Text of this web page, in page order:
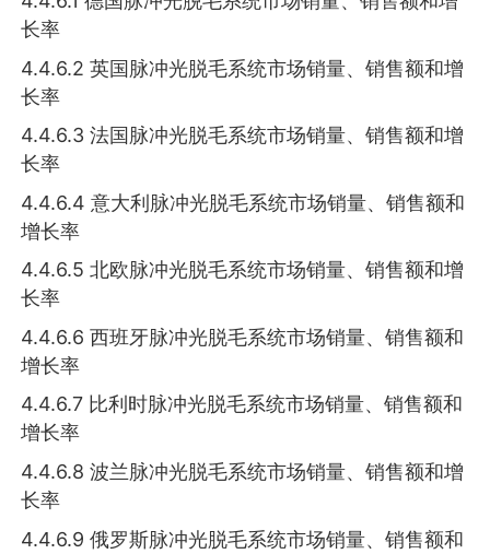
长率
4.4.6.2 英国脉冲光脱毛系统市场销量、销售额和增
长率
4.4.6.3 法国脉冲光脱毛系统市场销量、销售额和增
长率
4.4.6.4 意大利脉冲光脱毛系统市场销量、销售额和
增长率
4.4.6.5 北欧脉冲光脱毛系统市场销量、销售额和增
长率
4.4.6.6 西班牙脉冲光脱毛系统市场销量、销售额和
增长率
4.4.6.7 比利时脉冲光脱毛系统市场销量、销售额和
增长率
4.4.6.8 波兰脉冲光脱毛系统市场销量、销售额和增
长率
4.4.6.9 俄罗斯脉冲光脱毛系统市场销量、销售额和